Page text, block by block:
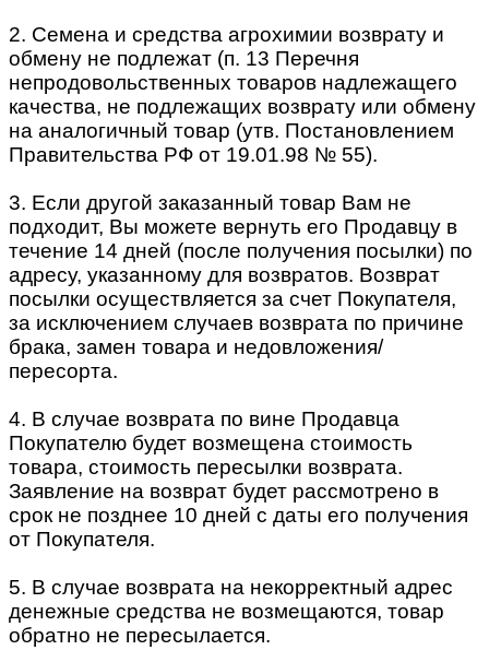
2. Семена и средства агрохимии возврату и
обмену не подлежат (п. 13 Перечня
непродовольственных товаров надлежащего
качества, не подлежащих возврату или обмену
на аналогичный товар (утв. Постановлением
Правительства РФ от 19.01.98 № 55).
3. Если другой заказанный товар Вам не
подходит, Вы можете вернуть его Продавцу в
течение 14 дней (после получения посылки) по
адресу, указанному для возвратов. Возврат
посылки осуществляется за счет Покупателя,
за исключением случаев возврата по причине
брака, замен товара и недовложения/
пересорта.
4. В случае возврата по вине Продавца
Покупателю будет возмещена стоимость
товара, стоимость пересылки возврата.
Заявление на возврат будет рассмотрено в
срок не позднее 10 дней с даты его получения
от Покупателя.
5. В случае возврата на некорректный адрес
денежные средства не возмещаются, товар
обратно не пересылается.